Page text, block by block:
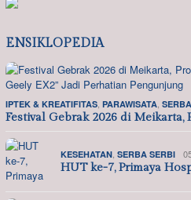
ENSIKLOPEDIA
IPTEK & KREATIFITAS, PARAWISATA,
Festival Gebrak 2026 di Meikarta,
KESEHATAN, SERBA SERBI
HUT ke-7, Primaya